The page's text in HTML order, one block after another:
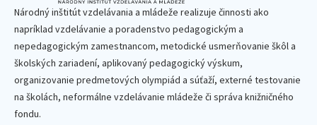
Národný inštitút vzdelávania a mládeže realizuje činnosti ako
napríklad vzdelávanie a poradenstvo pedagogickým a
nepedagogickým zamestnancom, metodické usmerňovanie škôl a
školských zariadení, aplikovaný pedagogický výskum,
organizovanie predmetových olympiád a súťaží, externé testovanie
na školách, neformálne vzdelávanie mládeže či správa knižničného
fondu.